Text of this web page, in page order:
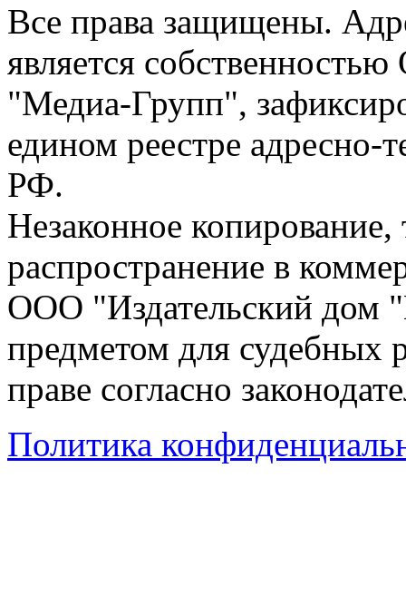
Все права защищены.
является
"Медиа-Групп",
едином реестре адресно-
РФ.
Незаконное
распространение в
ООО "Издательский дом
предметом для судебных
праве согласно
Политика